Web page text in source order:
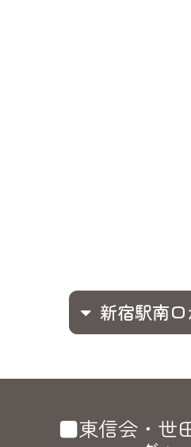
新宿駅南
■東信会・世